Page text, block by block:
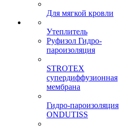
Для мягкой кровли
Утеплитель
Руфизол Гидро-
пароизоляция
STROTEX
супердиффузионная
мембрана
Гидро-пароизоляция
ONDUTISS